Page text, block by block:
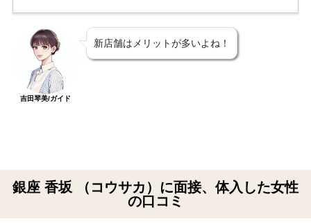
吉田琴美/ガイド
新店舗はメリットが多いよね！
銀座 香坂 （コウサカ）に面接、体入した女性
の口コミ